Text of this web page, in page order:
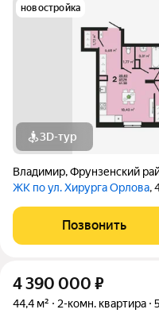
новостройка
3D-тур
Владимир,Фрунзенский
ЖК по ул. Хирурга Орлова,
Позвонить
4 390 000 ₽
44,4 м² 2-комн. квартира